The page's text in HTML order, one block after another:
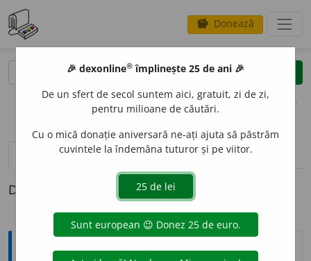
savings Donează
clear
opțiuni
definiții (1) pronunțievolume_up (6)
Definiția cu ID-ul 1141827:
Explicative DEX
🎉 dexonline® împlinește 25 de ani 🎉
De un sfert de secol suntem aici, gratuit, zi de zi,
pentru milioane de căutări.
Cu o mică donație aniversară ne-ați ajuta să păstrăm
cuvintele la îndemâna tuturor și pe viitor.